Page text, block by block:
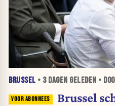
BRUSSEL • 3 DAGEN GELEDEN •
Brussel